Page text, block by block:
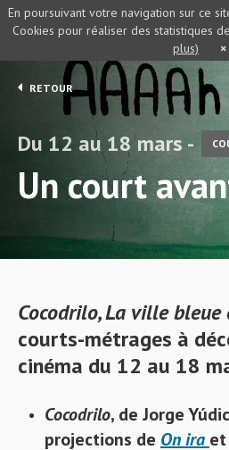
RETOUR
Du 12 au 18 mars -
Un court
Cocodrilo, La ville bleue
courts-métrages à
cinéma du 12 au 18
Cocodrilo, de Jorge
projections de On ira et
En poursuivant votre navigation sur ce
Cookies pour réaliser des statistiques
plus)
×